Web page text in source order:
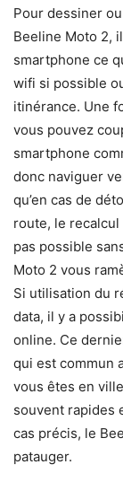
Pour dessiner
Beeline Moto 2,
smartphone ce
wifi si possible
itinérance. Une
vous pouvez
smartphone
donc naviguer
qu’en cas de
route, le recalcul
pas possible
Moto 2 vous
Si utilisation du
data, il y a
online. Ce
qui est commun
vous êtes en
souvent rapides
cas précis, le
patauger.